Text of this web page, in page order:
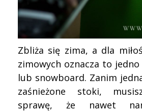
Zbliża się zima, a dla
zimowych oznacza to
lub snowboard. Zanim
zaśnieżone stoki,
sprawę, że nawet